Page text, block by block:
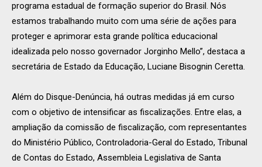
programa estadual de formação superior do Brasil. Nós
estamos trabalhando muito com uma série de ações para
proteger e aprimorar esta grande política educacional
idealizada pelo nosso governador Jorginho Mello”, destaca a
secretária de Estado da Educação, Luciane Bisognin Ceretta.
Além do Disque-Denúncia, há outras medidas já em curso
com o objetivo de intensificar as fiscalizações. Entre elas, a
ampliação da comissão de fiscalização, com representantes
do Ministério Público, Controladoria-Geral do Estado, Tribunal
de Contas do Estado, Assembleia Legislativa de Santa